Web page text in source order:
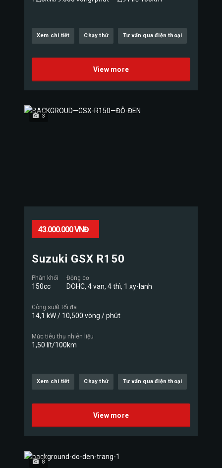
Xem chi tiết Chạy thử Tư vấn qua điện thoại
View more
3
43.000.000 VNĐ
Suzuki GSX R150
Phân khối
150cc
Động cơ
DOHC, 4 van, 4 thì, 1 xy-lanh
Công suất tối đa
14,1 kW / 10,500 vòng / phút
Mức tiêu thụ nhiên liệu
1,50 lít/100km
Xem chi tiết Chạy thử Tư vấn qua điện thoại
View more
8